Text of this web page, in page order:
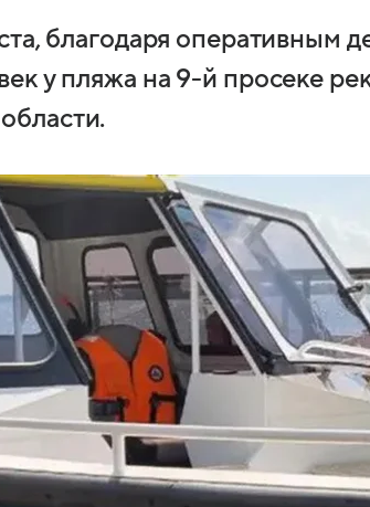
благодаря оперативным
у пляжа на 9-й просеке